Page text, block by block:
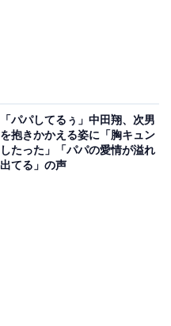
「パパしてるぅ」中田翔、次男
を抱きかかえる姿に「胸キュン
したった」「パパの愛情が溢れ
出てる」の声